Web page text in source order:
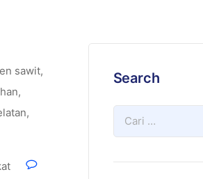
sawit,
,
,
Search